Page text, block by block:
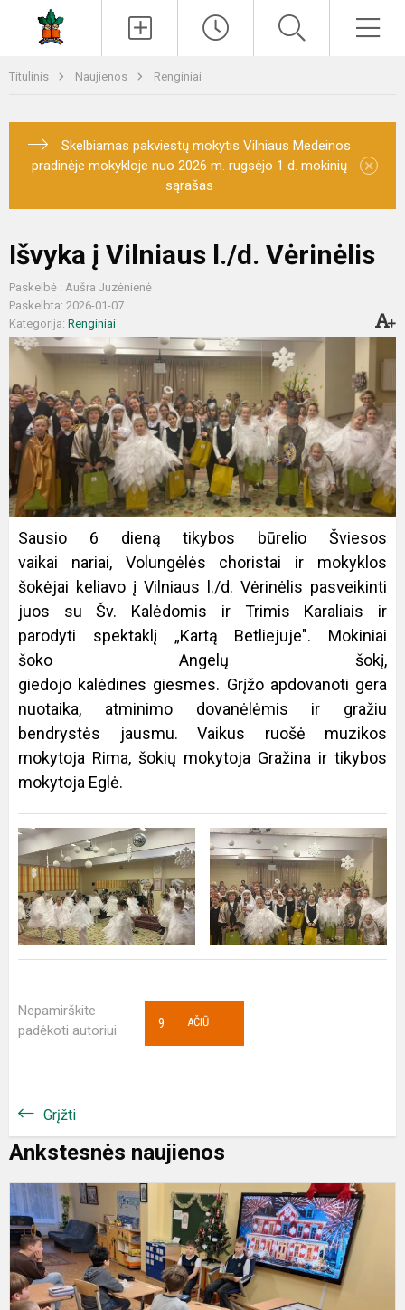
Titulinis Naujienos Renginiai
Skelbiamas pakviestų mokytis Vilniaus Medeinos
pradinėje mokykloje nuo 2026 m. rugsėjo 1 d. mokinių
sąrašas
×
Išvyka į Vilniaus l./d. Vėrinėlis
Paskelbė : Aušra Juzėnienė
Paskelbta: 2026-01-07
Kategorija: Renginiai
Sausio 6 dieną tikybos būrelio Šviesos
vaikai nariai, Volungėlės choristai ir mokyklos
šokėjai keliavo į Vilniaus l./d. Vėrinėlis pasveikinti
juos su Šv. Kalėdomis ir Trimis Karaliais ir
parodyti spektaklį „Kartą Betliejuje". Mokiniai
šoko Angelų šokį,
giedojo kalėdines giesmes. Grįžo apdovanoti gera
nuotaika, atminimo dovanėlėmis ir gražiu
bendrystės jausmu. Vaikus ruošė muzikos
mokytoja Rima, šokių mokytoja Gražina ir tikybos
mokytoja Eglė.
Nepamirškite
padėkoti autoriui
AČIŪ
9
Grįžti
Ankstesnės naujienos